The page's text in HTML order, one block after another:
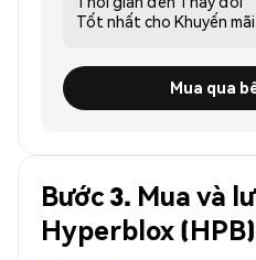
Tốt nhất cho Khuyến
Mua qua
Bước 3. Mua và
Hyperblox